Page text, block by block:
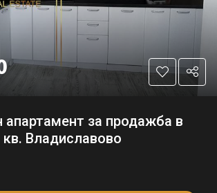
апартамент за продажба в
кв. Владиславово